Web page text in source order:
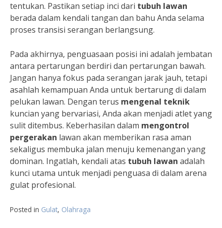
tentukan. Pastikan setiap inci dari tubuh lawan
berada dalam kendali tangan dan bahu Anda selama
proses transisi serangan berlangsung.
Pada akhirnya, penguasaan posisi ini adalah jembatan
antara pertarungan berdiri dan pertarungan bawah.
Jangan hanya fokus pada serangan jarak jauh, tetapi
asahlah kemampuan Anda untuk bertarung di dalam
pelukan lawan. Dengan terus mengenal teknik
kuncian yang bervariasi, Anda akan menjadi atlet yang
sulit ditembus. Keberhasilan dalam mengontrol
pergerakan lawan akan memberikan rasa aman
sekaligus membuka jalan menuju kemenangan yang
dominan. Ingatlah, kendali atas tubuh lawan adalah
kunci utama untuk menjadi penguasa di dalam arena
gulat profesional.
Posted in Gulat, Olahraga